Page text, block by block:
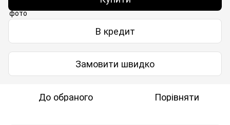
В кредит
Замовити швидко
До обраного Порівняти